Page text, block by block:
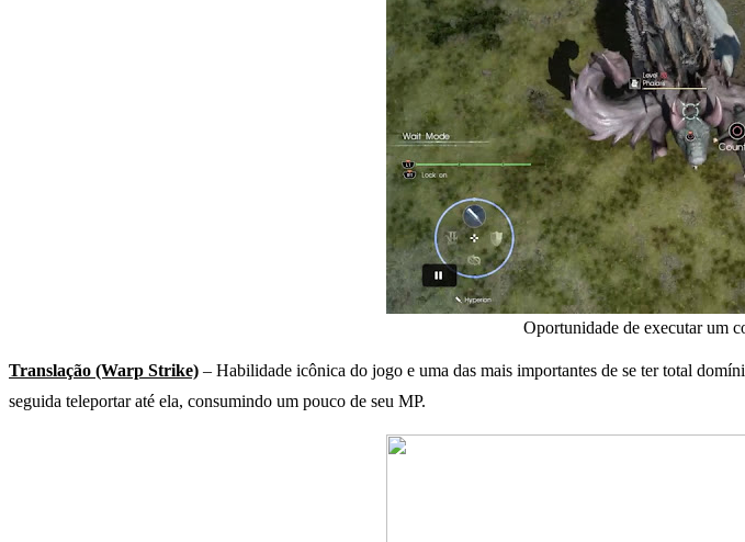
Oportunidade de executar um
Translação (Warp Strike) – Habilidade icônica do jogo e uma das mais importantes de se ter total
seguida teleportar até ela, consumindo um pouco de seu MP.